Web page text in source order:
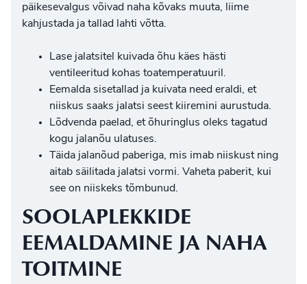
päikesevalgus võivad naha kõvaks muuta, liime
kahjustada ja tallad lahti võtta.
Lase jalatsitel kuivada õhu käes hästi
ventileeritud kohas toatemperatuuril.
Eemalda sisetallad ja kuivata need eraldi, et
niiskus saaks jalatsi seest kiiremini aurustuda.
Lõdvenda paelad, et õhuringlus oleks tagatud
kogu jalanõu ulatuses.
Täida jalanõud paberiga, mis imab niiskust ning
aitab säilitada jalatsi vormi. Vaheta paberit, kui
see on niiskeks tõmbunud.
SOOLAPLEKKIDE
EEMALDAMINE JA NAHA
TOITMINE